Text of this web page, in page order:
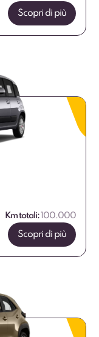
€
Scopri di più
Km totali: 100.000
Scopri di più